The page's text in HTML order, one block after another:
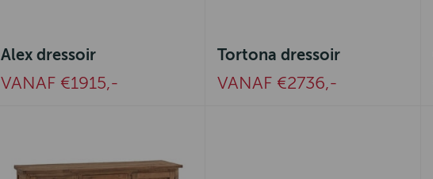
Alex dressoir
VANAF €1915,-
Tortona dressoir
VANAF €2736,-